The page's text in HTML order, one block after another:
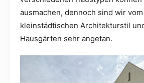
ausmachen, dennoch sind wir
kleinstädtischen Architekturstil
Hausgärten sehr angetan.